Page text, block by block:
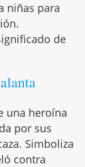
niñas para
de
una heroína
por sus
Simboliza
contra